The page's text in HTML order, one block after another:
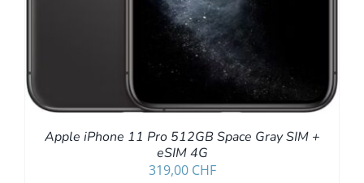
Apple iPhone 11 Pro 512GB Space Gray SIM +
eSIM 4G
319,00 CHF